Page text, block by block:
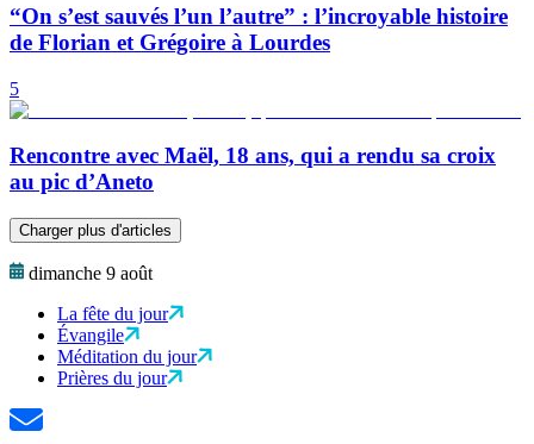
“On s’est sauvés l’un l’autre” : l’incroyable histoire
de Florian et Grégoire à Lourdes
5
Rencontre avec Maël, 18 ans, qui a rendu sa croix
au pic d’Aneto
Charger plus d'articles
dimanche 9 août
La fête du jour
Évangile
Méditation du jour
Prières du jour